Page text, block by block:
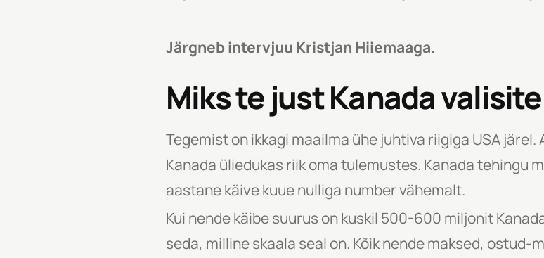
Järgneb intervjuu Kristjan Hiiemaaga.
Miks te just Kanada
Tegemist on ikkagi maailma ühe juhtiva riigiga USA
Kanada üliedukas riik oma tulemustes. Kanada tehingu
aastane käive kuue nulliga number vähemalt.
Kui nende käibe suurus on kuskil 500-600 miljonit
seda, milline skaala seal on. Kõik nende maksed, ostud-